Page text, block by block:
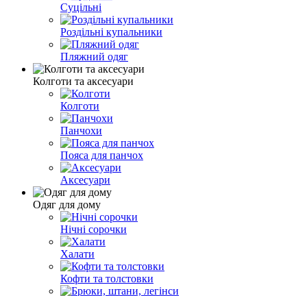
Суцільні
Роздільні купальники
Пляжний одяг
Колготи та аксесуари
Колготи
Панчохи
Пояса для панчох
Аксесуари
Одяг для дому
Нічні сорочки
Халати
Кофти та толстовки